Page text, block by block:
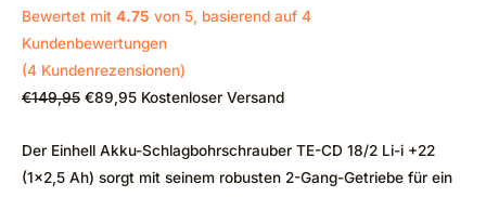
Bewertet mit 4.75 von 5, basierend auf 4
Kundenbewertungen
(4 Kundenrezensionen)
€149,95 €89,95 Kostenloser Versand
Der Einhell Akku-Schlagbohrschrauber TE-CD 18/2 Li-i +22
(1×2,5 Ah) sorgt mit seinem robusten 2-Gang-Getriebe für ein